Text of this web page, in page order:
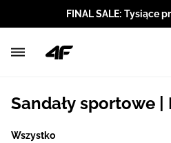
FINAL SALE: Tysiące
Sandały sportowe |
Wszystko